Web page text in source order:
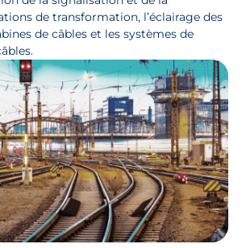
de transformation, l’éclairage des
de câbles et les systèmes de